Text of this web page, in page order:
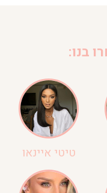
טיטי איינאו